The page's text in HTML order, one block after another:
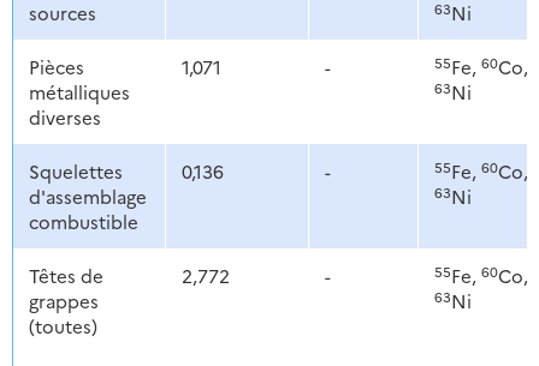
sources
63Ni
Pièces
métalliques
diverses
1,071 - 55Fe, 60Co,
63Ni
Squelettes
d'assemblage
combustible
0,136 - 55Fe, 60Co,
63Ni
Têtes de
grappes
(toutes)
2,772 - 55Fe, 60Co,
63Ni